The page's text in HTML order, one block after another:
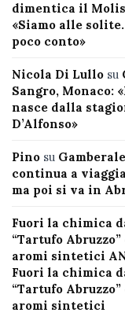
dimentica il
«Siamo alle
poco conto»
Nicola Di Lullosu
Sangro, Monaco:
nasce dalla
D’Alfonso»
Pinosu
continua a
ma poi si va in
Fuori la chimica
“Tartufo
aromi sintetici
Fuori la chimica
“Tartufo
aromi sintetici